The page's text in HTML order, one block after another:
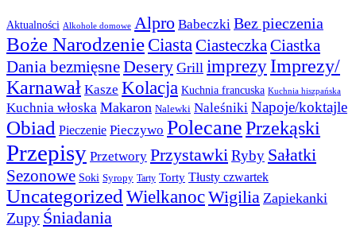
Aktualności Alkohole domowe Alpro Babeczki Bez pieczenia
Boże NarodzenieCiastaCiasteczkaCiastka
Dania bezmięsneDesery Grill imprezy Imprezy/
Karnawał Kasze Kolacja Kuchnia francuska Kuchnia hiszpańska
Kuchnia włoska Makaron Nalewki Naleśniki Napoje/koktajle
Obiad Pieczenie Pieczywo PolecanePrzekąski
Przepisy Przetwory PrzystawkiRyby Sałatki
Sezonowe Soki Syropy Tarty Torty Tłusty czwartek
UncategorizedWielkanocWigilia Zapiekanki
Zupy Śniadania